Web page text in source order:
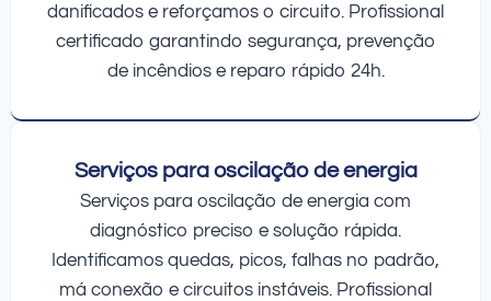
danificados e reforçamos o circuito. Profissional
certificado garantindo segurança, prevenção
de incêndios e reparo rápido 24h.
Serviços para oscilação de energia
Serviços para oscilação de energia com
diagnóstico preciso e solução rápida.
Identificamos quedas, picos, falhas no padrão,
má conexão e circuitos instáveis. Profissional